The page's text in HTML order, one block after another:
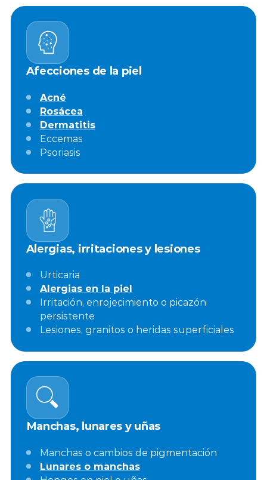
Afecciones de la piel
Acné
Rosácea
Dermatitis
Eccemas
Psoriasis
Alergias, irritaciones y lesiones
Urticaria
Alergias en la piel
Irritación, enrojecimiento o picazón
persistente
Lesiones, granitos o heridas superficiales
Manchas, lunares y uñas
Manchas o cambios de pigmentación
Lunares o manchas